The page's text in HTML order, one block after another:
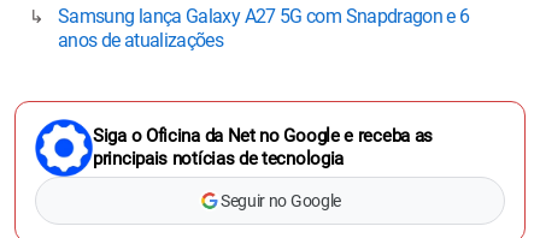
Samsung lança Galaxy A27 5G com Snapdragon e 6
anos de atualizações
Siga o Oficina da Net no Google e receba as
principais notícias de tecnologia
Seguir no Google